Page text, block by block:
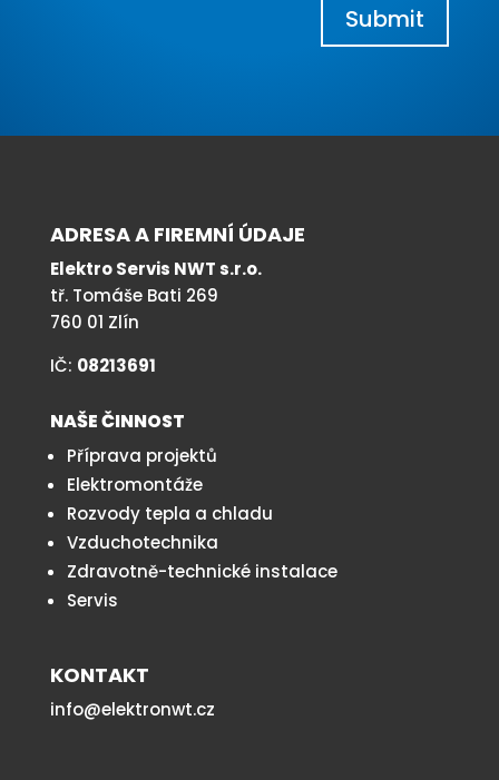
Submit
ADRESA A FIREMNÍ ÚDAJE
Elektro Servis NWT s.r.o.
tř. Tomáše Bati 269
760 01 Zlín
IČ: 08213691
NAŠE ČINNOST
Příprava projektů
Elektromontáže
Rozvody tepla a chladu
Vzduchotechnika
Zdravotně-technické instalace
Servis
KONTAKT
info@elektronwt.cz